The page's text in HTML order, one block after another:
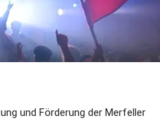
und Förderung der Merfeller